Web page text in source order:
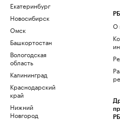
Екатеринбург
Новосибирск
Омск
Башкортостан
Вологодская
область
Калининград
Краснодарский
край
Нижний
Новгород
О